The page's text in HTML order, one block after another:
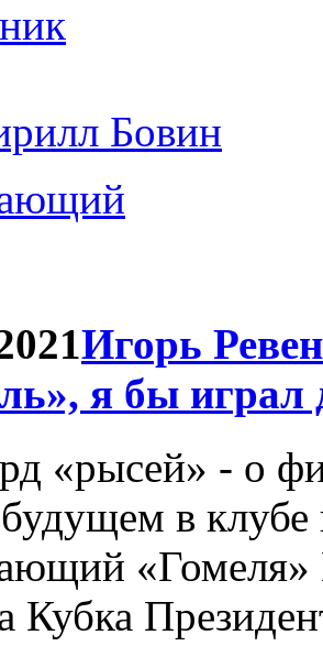
Бовин
Игорь
я бы играл
«рысей» - о
в клубе
«Гомеля»
Кубка